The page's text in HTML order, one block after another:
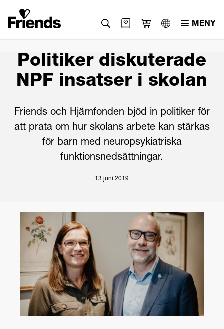
MENY
Politiker diskuterade
NPF insatser i skolan
Friends och Hjärnfonden bjöd in politiker för
att prata om hur skolans arbete kan stärkas
för barn med neuropsykiatriska
funktionsnedsättningar.
13 juni 2019